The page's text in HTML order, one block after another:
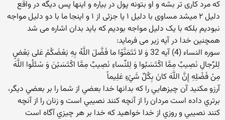
که مرد کاری تر بشه و او بتونه پول در بیاره و اینها پس دیگه در واقع
دلیل ۲ میشد مساوی با دلیل ۱ یا جزئی از ۱ و اینجا ما با دو دلیل مواجه
نبودیم بلکه با یک دلیل مواجه بودیم که باید بدان اشاره می شد
همچنین خدا در آیه زیر می فرماید:
سوره النساء (4) آیه 32 وَ لا تَتَمَنَّوْا ما فَضَّلَ اللَّهُ بِهِ بَعْضَكُمْ عَلى بَعْضٍ
لِلرِّجالِ نَصِيبٌ مِمَّا اكْتَسَبُوا وَ لِلنِّساءِ نَصِيبٌ مِمَّا اكْتَسَبْنَ وَ سْئَلُوا اللَّهَ
مِنْ فَضْلِهِ إِنَّ اللَّهَ كانَ بِكُلِّ شَيْ‏ءٍ عَلِيماً
آرزو مکنيد آن چيزهايي را که بدانها خدا بعضي از شما را بر بعضي ديگر،
برتري داده است مردان را از آنچه کنند نصيبي است و زنان را از آنچه
کنند نصيبي و روزي از خدا خواهيد که خدا بر هر چيزي آگاه است